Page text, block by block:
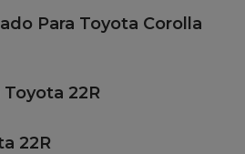
Para Toyota Corolla
22R
22R